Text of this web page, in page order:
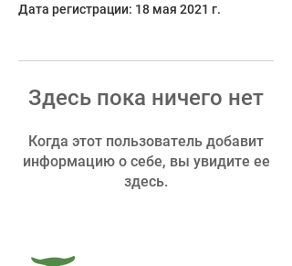
Дата регистрации: 18 мая 2021 г.
Здесь пока ничего нет
Когда этот пользователь добавит
информацию о себе, вы увидите ее
здесь.